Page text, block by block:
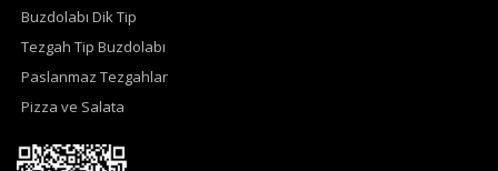
Buzdolabı Dik Tip
Tezgah Tip Buzdolabı
Paslanmaz Tezgahlar
Pizza ve Salata